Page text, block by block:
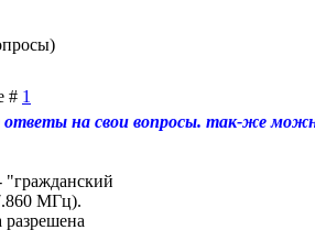
# 1
на свои вопросы. так-же
"гражданский
МГц).